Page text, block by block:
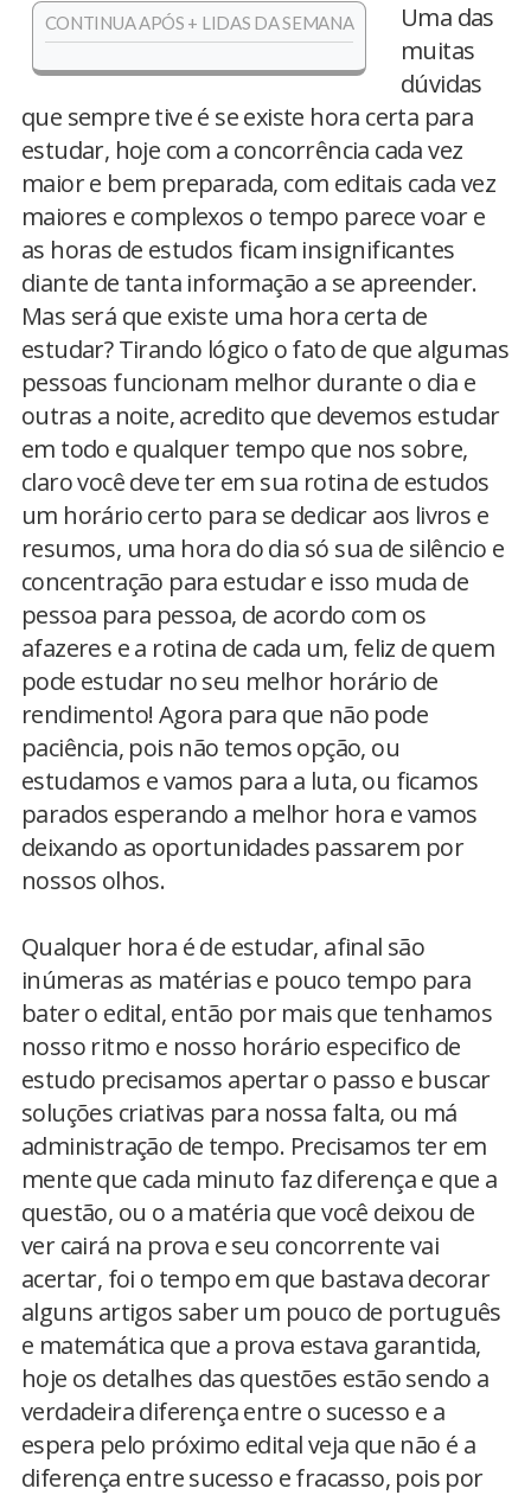
CONTINUA APÓS + LIDAS DA SEMANA
Uma das
muitas
dúvidas
que sempre tive é se existe hora certa para
estudar, hoje com a concorrência cada vez
maior e bem preparada, com editais cada vez
maiores e complexos o tempo parece voar e
as horas de estudos ficam insignificantes
diante de tanta informação a se apreender.
Mas será que existe uma hora certa de
estudar? Tirando lógico o fato de que algumas
pessoas funcionam melhor durante o dia e
outras a noite, acredito que devemos estudar
em todo e qualquer tempo que nos sobre,
claro você deve ter em sua rotina de estudos
um horário certo para se dedicar aos livros e
resumos, uma hora do dia só sua de silêncio e
concentração para estudar e isso muda de
pessoa para pessoa, de acordo com os
afazeres e a rotina de cada um, feliz de quem
pode estudar no seu melhor horário de
rendimento! Agora para que não pode
paciência, pois não temos opção, ou
estudamos e vamos para a luta, ou ficamos
parados esperando a melhor hora e vamos
deixando as oportunidades passarem por
nossos olhos.
Qualquer hora é de estudar, afinal são
inúmeras as matérias e pouco tempo para
bater o edital, então por mais que tenhamos
nosso ritmo e nosso horário especifico de
estudo precisamos apertar o passo e buscar
soluções criativas para nossa falta, ou má
administração de tempo. Precisamos ter em
mente que cada minuto faz diferença e que a
questão, ou o a matéria que você deixou de
ver cairá na prova e seu concorrente vai
acertar, foi o tempo em que bastava decorar
alguns artigos saber um pouco de português
e matemática que a prova estava garantida,
hoje os detalhes das questões estão sendo a
verdadeira diferença entre o sucesso e a
espera pelo próximo edital veja que não é a
diferença entre sucesso e fracasso, pois por